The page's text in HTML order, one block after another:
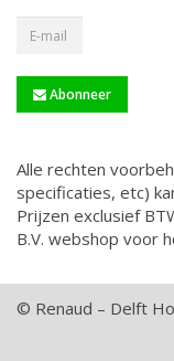
Abonneer
Alle rechten
specificaties, etc)
Prijzen exclusief
B.V. webshop voor
© Renaud – Delft